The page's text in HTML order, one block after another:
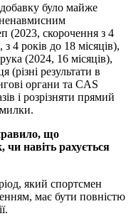
було майже
(2023, скорочення з 4
4 років до 18 місяців),
(2024, 16 місяців),
результати в
органи та CAS
і розрізняти прямий
що
чи навіть рахується
який спортсмен
має бути повністю